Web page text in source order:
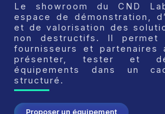
Le showroom du CND
espace de démonstration,
et de valorisation des
non destructifs. Il permet
fournisseurs et partenaires
présenter, tester et
équipements dans un
structuré.
Proposer un équipement